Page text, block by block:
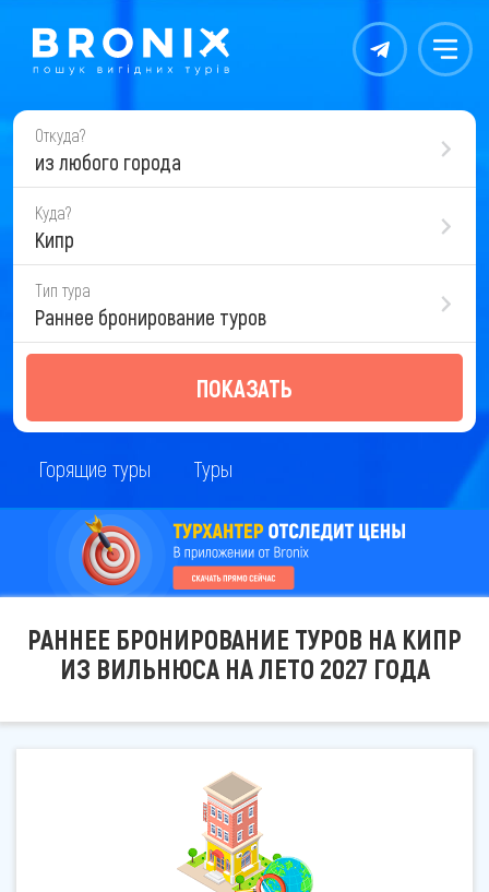
Контакты Меню
Откуда?
из любого города
Куда?
Кипр
Тип тура
Раннее бронирование туров
ПОКАЗАТЬ
Горящие туры Туры
РАННЕЕ БРОНИРОВАНИЕ ТУРОВ НА КИПР
ИЗ ВИЛЬНЮСА НА ЛЕТО 2027 ГОДА